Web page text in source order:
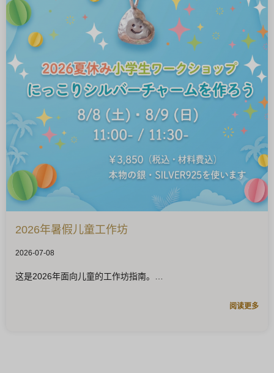
2026年暑假儿童工作坊
2026-07-08
这是2026年面向儿童的工作坊指南。
阅读更多